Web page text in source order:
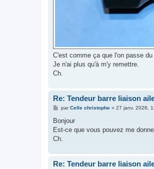
C'est comme ça que l'on passe
Je n'ai plus qu'à m'y remettre.
Ch.
Re: Tendeur barre liaison
M
s
a
g
parCelle christophe» 27 janv. 2026,
Bonjour
Est-ce que vous pouvez me
Ch.
Re: Tendeur barre liaison